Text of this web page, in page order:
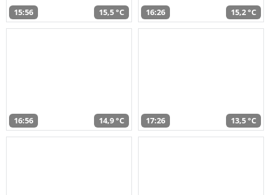
15:56 15,5 °C 16:26 15,2 °C
16:56 14,9 °C 17:26 13,5 °C